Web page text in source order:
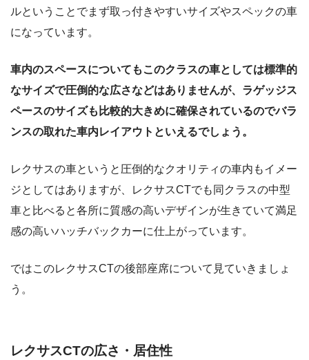
ルということでまず取っ付きやすいサイズやスペックの車
になっています。
車内のスペースについてもこのクラスの車としては標準的
なサイズで圧倒的な広さなどはありませんが、ラゲッジス
ペースのサイズも比較的大きめに確保されているのでバラ
ンスの取れた車内レイアウトといえるでしょう。
レクサスの車というと圧倒的なクオリティの車内もイメー
ジとしてはありますが、レクサスCTでも同クラスの中型
車と比べると各所に質感の高いデザインが生きていて満足
感の高いハッチバックカーに仕上がっています。
ではこのレクサスCTの後部座席について見ていきましょ
う。
レクサスCTの広さ・居住性